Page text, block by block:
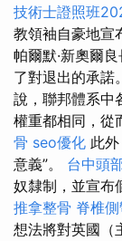
技術士證照班
教領袖自豪地宣
帕爾默·新奧爾
了對退出的承諾
說，聯邦體系中
權重都相同，從
骨 seo優化 此
意義”。 台中頭
奴隸制，並宣布
推拿整骨 脊椎
想法將對英國（